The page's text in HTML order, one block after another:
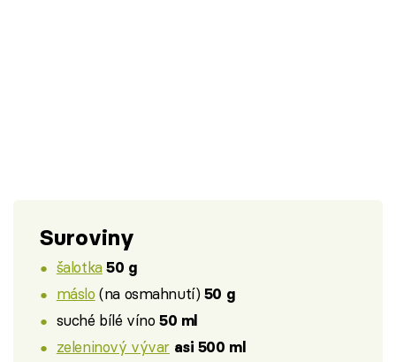
Suroviny
šalotka 50 g
máslo (na osmahnutí) 50 g
suché bílé víno 50 ml
zeleninový vývar asi 500 ml